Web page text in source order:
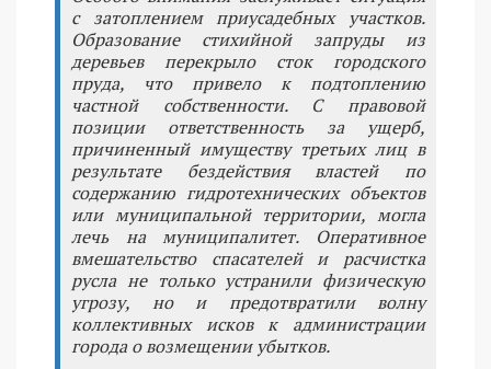
с затоплением приусадебных участков.
Образование стихийной запруды из
деревьев перекрыло сток городского
пруда, что привело к подтоплению
частной собственности. С правовой
позиции ответственность за ущерб,
причиненный имуществу третьих лиц в
результате бездействия властей по
содержанию гидротехнических объектов
или муниципальной территории, могла
лечь на муниципалитет. Оперативное
вмешательство спасателей и расчистка
русла не только устранили физическую
угрозу, но и предотвратили волну
коллективных исков к администрации
города о возмещении убытков.